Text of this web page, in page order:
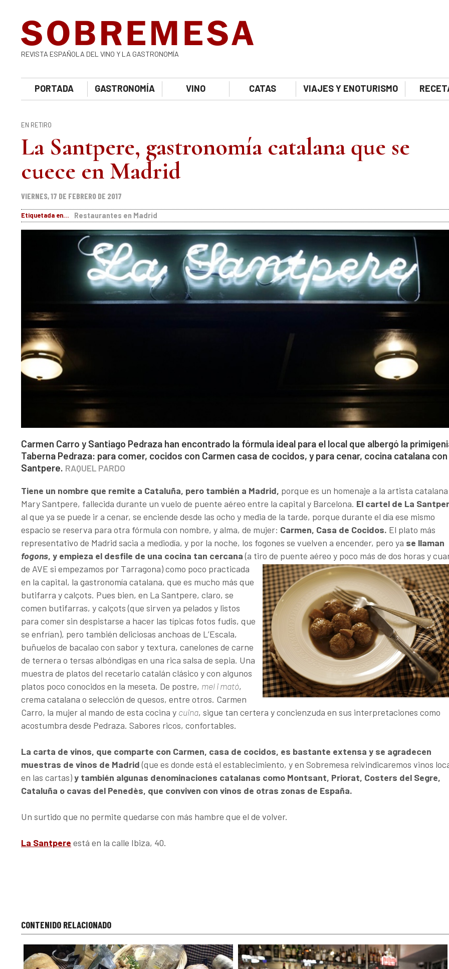
REVISTA ESPAÑOLA DEL VINO Y LA GASTRONOMÍA
PORTADA GASTRONOMÍA VINO CATAS VIAJES Y ENOTURISMO
EN RETIRO
La Santpere, gastronomía catalana que se
cuece en Madrid
VIERNES, 17 DE FEBRERO DE 2017
Etiquetada en... Restaurantes en Madrid
Carmen Carro y Santiago Pedraza han encontrado la fórmula ideal para el local que albergó la
Taberna Pedraza: para comer, cocidos con Carmen casa de cocidos, y para cenar, cocina catalana
Santpere. RAQUEL PARDO
Tiene un nombre que remite a Cataluña, pero también a Madrid, porque es un homenaje a la artista catalana
Mary Santpere, fallecida durante un vuelo de puente aéreo entre la capital y Barcelona. El cartel de La
al que ya se puede ir a cenar, se enciende desde las ocho y media de la tarde, porque durante el día ese mismo
espacio se reserva para otra fórmula con nombre, y alma, de mujer: Carmen, Casa de Cocidos. El plato más
representativo de Madrid sacia a mediodía, y por la noche, los fogones se vuelven a encender, pero ya se llaman
fogons, y empieza el desfile de una cocina tan cercana(a tiro de puente aéreo y poco más de dos horas y
de AVE si empezamos por Tarragona) como poco practicada
en la capital, la gastronomía catalana, que es mucho más que
butifarra y calçots. Pues bien, en La Santpere, claro, se
comen butifarras, y calçots (que sirven ya pelados y listos
para comer sin despistarse a hacer las típicas fotos fudis, que
se enfrían), pero también deliciosas anchoas de L’Escala,
buñuelos de bacalao con sabor y textura, canelones de carne
de ternera o tersas albóndigas en una rica salsa de sepia. Una
muestra de platos del recetario catalán clásico y con algunos
platos poco conocidos en la meseta. De postre, mel i mató,
crema catalana o selección de quesos, entre otros. Carmen
Carro, la mujer al mando de esta cocina y cuina, sigue tan certera y concienzuda en sus interpretaciones como
acostumbra desde Pedraza. Sabores ricos, confortables.
La carta de vinos, que comparte con Carmen, casa de cocidos, es bastante extensa y se agradecen
muestras de vinos de Madrid(que es donde está el establecimiento, y en Sobremesa reivindicaremos vinos
en las cartas)y también algunas denominaciones catalanas como Montsant, Priorat, Costers del Segre,
Cataluña o cavas del Penedès, que conviven con vinos de otras zonas de España.
Un surtido que no permite quedarse con más hambre que el de volver.
La Santpere está en la calle Ibiza, 40.
CONTENIDO RELACIONADO